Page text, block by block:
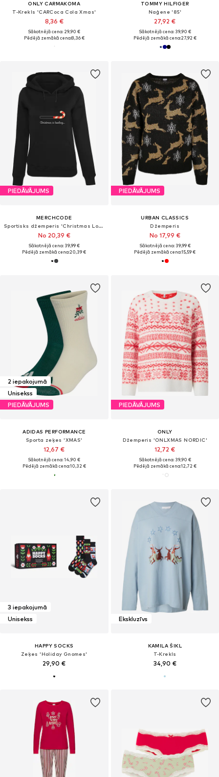
ONLY CARMAKOMA
T-Krekls 'CARCoca Cola Xmas'
8,36 €
Sākotnējā cena: 29,90 €
Pēdējā zemākā cena:8,36 €
TOMMY HILFIGER
Naģene '85'
27,92 €
Sākotnējā cena: 39,90 €
Pēdējā zemākā cena:27,92 €
PIEDĀVĀJUMS
MERCHCODE
Sportisks džemperis 'Christmas Loading'
No 20,39 €
Sākotnējā cena: 39,99 €
Pēdējā zemākā cena:20,39 €
PIEDĀVĀJUMS
URBAN CLASSICS
Džemperis
No 17,99 €
Sākotnējā cena: 39,99 €
Pēdējā zemākā cena:15,59 €
2 iepakojumā
Unisekss
PIEDĀVĀJUMS
ADIDAS PERFORMANCE
Sporta zeķes 'XMAS'
12,67 €
Sākotnējā cena: 14,90 €
Pēdējā zemākā cena:10,32 €
PIEDĀVĀJUMS
ONLY
Džemperis 'ONLXMAS NORDIC'
12,72 €
Sākotnējā cena: 39,90 €
Pēdējā zemākā cena:12,72 €
3 iepakojumā
Unisekss
HAPPY SOCKS
Zeķes 'Holiday Gnomes'
29,90 €
Ekskluzīvs
KAMILA ŠIKL
T-Krekls
34,90 €